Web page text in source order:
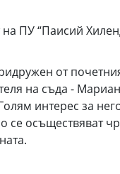
ПУ “Паисий
от
на съда -
интерес за
осъществяват